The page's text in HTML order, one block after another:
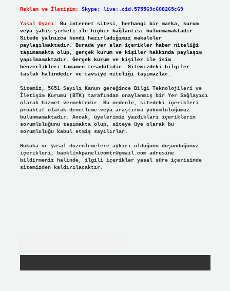
Reklam ve İletişim: Skype: live:.cid.575569c608265c69
Yasal Uyarı:
Bu internet sitesi, herhangi bir marka, kurum
veya şahıs şirketi ile hiçbir bağlantısı bulunmamaktadır.
Sitede yalnızca kendi hazırladığımız makaleler
paylaşılmaktadır. Burada yer alan içerikler haber niteliği
taşımamakta olup, gerçek kurum ve kişiler hakkında paylaşım
yapılmamaktadır. Gerçek kurum ve kişiler ile isim
benzerlikleri tamamen tesadüfidir. Sitemizdeki bilgiler
taslak halindedir ve tavsiye niteliği taşımazlar.
Sitemiz, 5651 Sayılı Kanun gereğince Bilgi Teknolojileri ve
İletişim Kurumu (BTK) tarafından onaylanmış bir Yer Sağlayıcı
olarak hizmet vermektedir. Bu nedenle, sitedeki içerikleri
proaktif olarak denetleme veya araştırma yükümlülüğümüz
bulunmamaktadır. Ancak, üyelerimiz yazdıkları içeriklerin
sorumluluğunu taşımakta olup, siteye üye olarak bu
sorumluluğu kabul etmiş sayılırlar.
Hukuka ve yasal düzenlemelere aykırı olduğunu düşündüğünüz
içerikleri, backlinkpanelicomtr@gmail.comadresine
bildirmeniz halinde, ilgili içerikler yasal süre içerisinde
sitemizden kaldırılacaktır.